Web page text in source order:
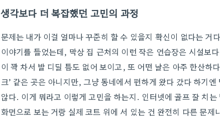
생각보다 더 복잡했던 고민의 과정
문제는 내가 이걸 얼마나 꾸준히 할 수 있을지 확신이 없다는 거
이야기를 들었는데, 막상 집 근처의 이런 작은 연습장은 시설보
이 꽉 차서 발 디딜 틈도 없어 보이고, 또 어떤 날은 아주 한산하
크’ 같은 곳은 아니지만, 그냥 동네에서 편하게 왔다 갔다 하기
않다. 이게 뭐라고 이렇게 고민을 하는지. 인터넷에 골프 잘 치
화면으로 보는 거랑 실제 코트 위에 서 있는 건 완전히 다른 문제